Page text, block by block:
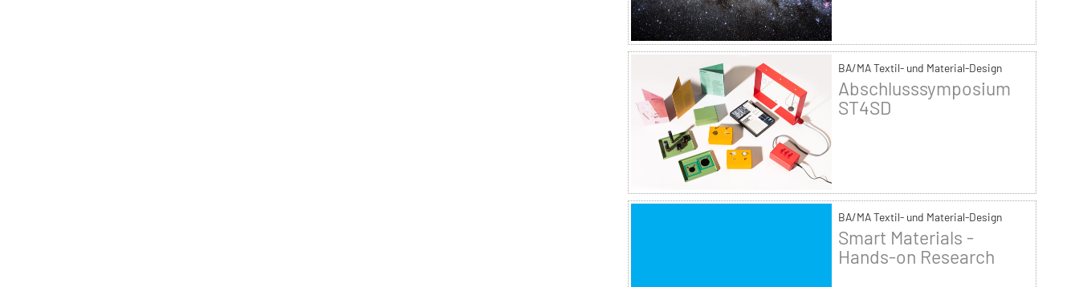
BA/MA Textil- und Material-Design
Abschlusssymposium
ST4SD
BA/MA Textil- und Material-Design
Smart Materials -
Hands-on Research